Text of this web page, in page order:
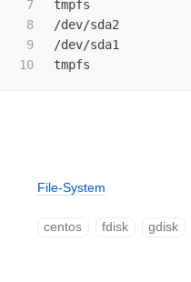
7
8
9
tmpfs
/dev/sda2
/dev/sda1
File-System
centos fdisk gdisk